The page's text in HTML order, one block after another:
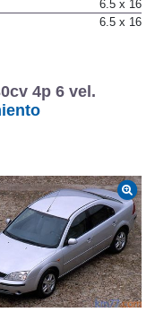
6.5 x 16
6.5 x 16
4p 6 vel.